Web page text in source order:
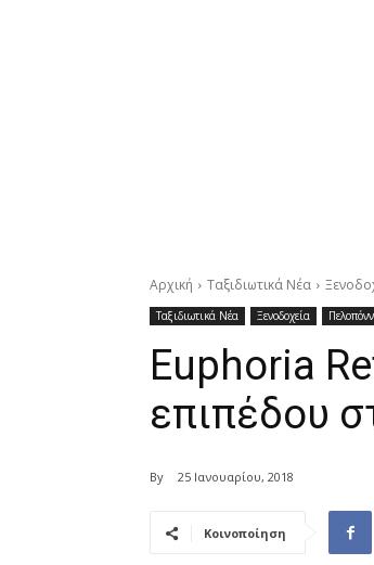
Αρχική Ταξιδιωτικά Νέα
Ταξιδιωτικά Νέα Ξενοδοχεία
Euphoria
επιπέδου
By 25 Ιανουαρίου, 2018
Κοινοποίηση